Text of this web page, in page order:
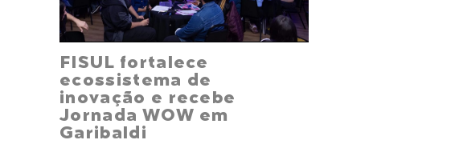
FISUL fortalece
ecossistema de
inovação e recebe
Jornada WOW em
Garibaldi